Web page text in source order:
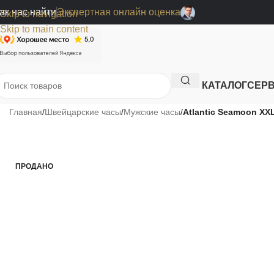
Skip to navigation
Skip to main content
нас найтиЭкспертная онлайн оценка
КАТАЛОГ
Главная/Швейцарские часы/Мужские часы/Atlantic Seamoon
ПРОДАНО